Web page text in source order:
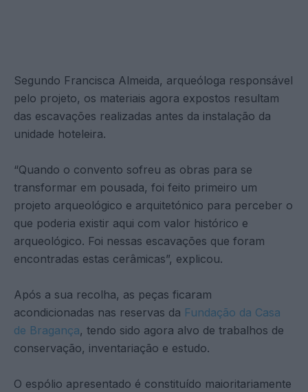
Segundo Francisca Almeida, arqueóloga responsável
pelo projeto, os materiais agora expostos resultam
das escavações realizadas antes da instalação da
unidade hoteleira.
“Quando o convento sofreu as obras para se
transformar em pousada, foi feito primeiro um
projeto arqueológico e arquitetónico para perceber o
que poderia existir aqui com valor histórico e
arqueológico. Foi nessas escavações que foram
encontradas estas cerâmicas”, explicou.
Após a sua recolha, as peças ficaram
acondicionadas nas reservas da Fundação da Casa
de Bragança, tendo sido agora alvo de trabalhos de
conservação, inventariação e estudo.
O espólio apresentado é constituído maioritariamente